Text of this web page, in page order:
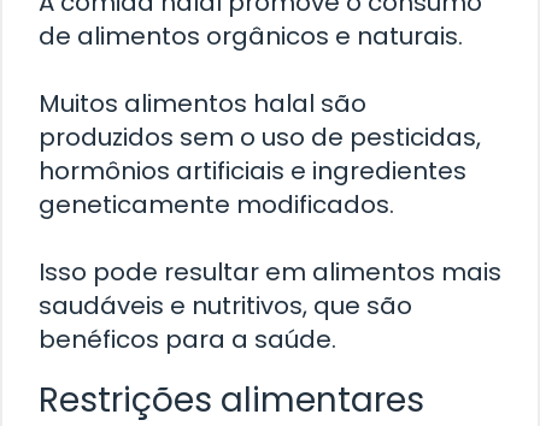
de alimentos orgânicos e naturais.
Muitos alimentos halal são
produzidos sem o uso de pesticidas,
hormônios artificiais e ingredientes
geneticamente modificados.
Isso pode resultar em alimentos mais
saudáveis e nutritivos, que são
benéficos para a saúde.
Restrições alimentares